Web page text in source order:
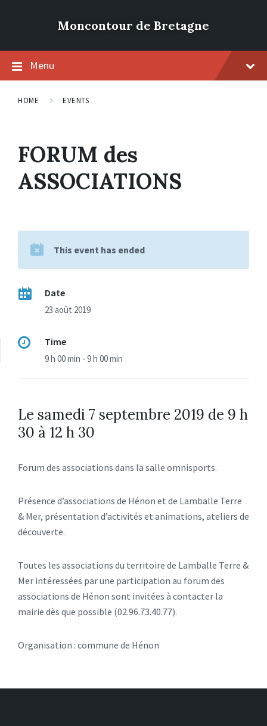
Moncontour de Bretagne
Menu
HOME EVENTS
FORUM des
ASSOCIATIONS
This event has ended
Date
23 août 2019
Time
9 h 00 min - 9 h 00 min
Le samedi 7 septembre 2019 de 9 h
30 à 12 h 30
Forum des associations dans la salle omnisports.
Présence d’associations de Hénon et de Lamballe Terre
& Mer, présentation d’activités et animations, ateliers de
découverte.
Toutes les associations du territoire de Lamballe Terre &
Mer intéressées par une participation au forum des
associations de Hénon sont invitées à contacter la
mairie dès que possible (02.96.73.40.77).
Organisation : commune de Hénon